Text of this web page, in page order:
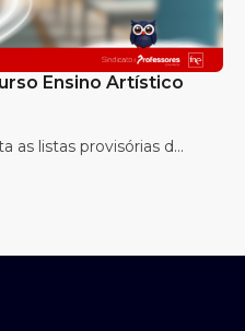
Ensino Artístico
as listas provisórias d...